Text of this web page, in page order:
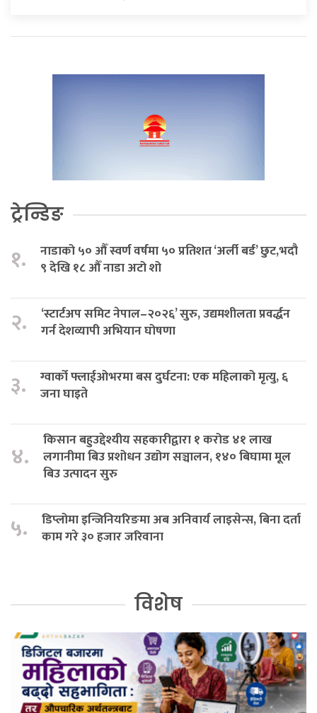
ट्रेन्डिङ
१.
नाडाको ५० औँ स्वर्ण वर्षमा ५० प्रतिशत ‘अर्ली बर्ड’ छुट,भदौ
९ देखि १८ औँ नाडा अटो शो
२.
‘स्टार्टअप समिट नेपाल–२०२६’ सुरु, उद्यमशीलता प्रवर्द्धन
गर्न देशव्यापी अभियान घोषणा
३.
ग्वार्को फ्लाईओभरमा बस दुर्घटना: एक महिलाको मृत्यु, ६
जना घाइते
४.
किसान बहुउद्देश्यीय सहकारीद्वारा १ करोड ४१ लाख
लगानीमा बिउ प्रशोधन उद्योग सञ्चालन, १४० बिघामा मूल
बिउ उत्पादन सुरु
५.
डिप्लोमा इन्जिनियरिङमा अब अनिवार्य लाइसेन्स, बिना दर्ता
काम गरे ३० हजार जरिवाना
विशेष